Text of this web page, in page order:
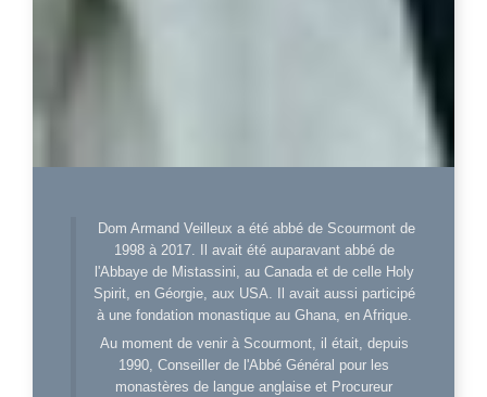
Dom Armand Veilleux a été abbé de Scourmont de
1998 à 2017. Il avait été auparavant abbé de
l'Abbaye de Mistassini, au Canada et de celle Holy
Spirit, en Géorgie, aux USA. Il avait aussi participé
à une fondation monastique au Ghana, en Afrique.
Au moment de venir à Scourmont, il était, depuis
1990, Conseiller de l'Abbé Général pour les
monastères de langue anglaise et Procureur